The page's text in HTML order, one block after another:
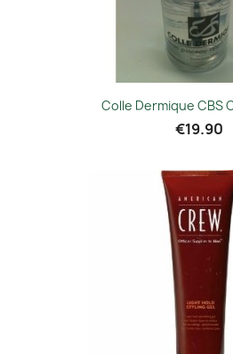
Colle Dermique CBS
€19.90